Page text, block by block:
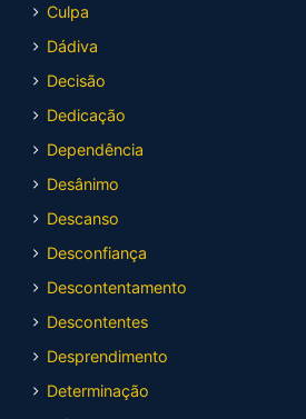
Culpa
Dádiva
Decisão
Dedicação
Dependência
Desânimo
Descanso
Desconfiança
Descontentamento
Descontentes
Desprendimento
Determinação